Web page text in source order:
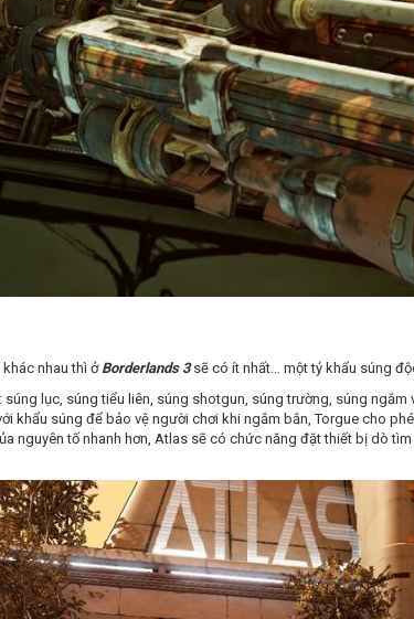
nhau thì ở Borderlands 3sẽ có ít nhất… một tỷ khẩu súng
lục, súng tiểu liên, súng shotgun, súng trường, súng
khẩu súng để bảo vệ người chơi khi ngắm bắn, Torgue cho
nguyên tố nhanh hơn, Atlas sẽ có chức năng đặt thiết bị dò